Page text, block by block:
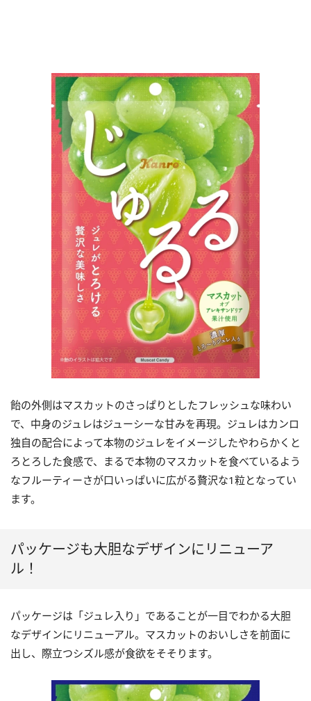
飴の外側はマスカットのさっぱりとしたフレッシュな味わい
で、中身のジュレはジューシーな甘みを再現。ジュレはカンロ
独自の配合によって本物のジュレをイメージしたやわらかくと
ろとろした食感で、まるで本物のマスカットを食べているよう
なフルーティーさが口いっぱいに広がる贅沢な1粒となってい
ます。
パッケージも大胆なデザインにリニューア
ル！
パッケージは「ジュレ入り」であることが一目でわかる大胆
なデザインにリニューアル。マスカットのおいしさを前面に
出し、際立つシズル感が食欲をそそります。